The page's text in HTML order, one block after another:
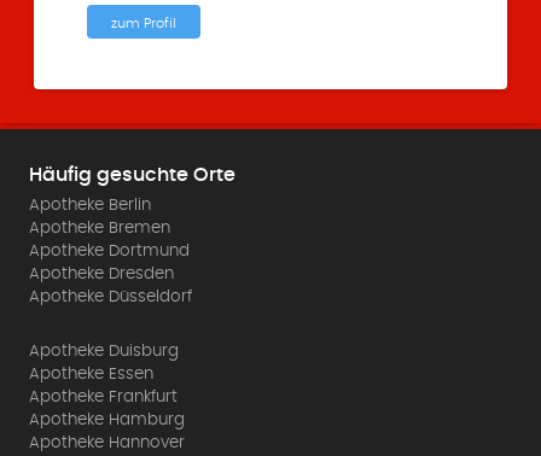
zum Profil
Häufig gesuchte Orte
Apotheke Berlin
Apotheke Bremen
Apotheke Dortmund
Apotheke Dresden
Apotheke Düsseldorf
Apotheke Duisburg
Apotheke Essen
Apotheke Frankfurt
Apotheke Hamburg
Apotheke Hannover